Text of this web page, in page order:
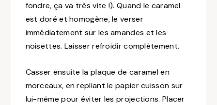
fondre, ça va très vite !). Quand le caramel
est doré et homogène, le verser
immédiatement sur les amandes et les
noisettes. Laisser refroidir complètement.
Casser ensuite la plaque de caramel en
morceaux, en repliant le papier cuisson sur
lui-même pour éviter les projections. Placer